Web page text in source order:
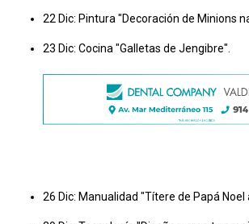
22 Dic: Pintura "Decoración de Minions
23 Dic: Cocina "Galletas de Jengibre".
26 Dic: Manualidad "Títere de Papá Noel